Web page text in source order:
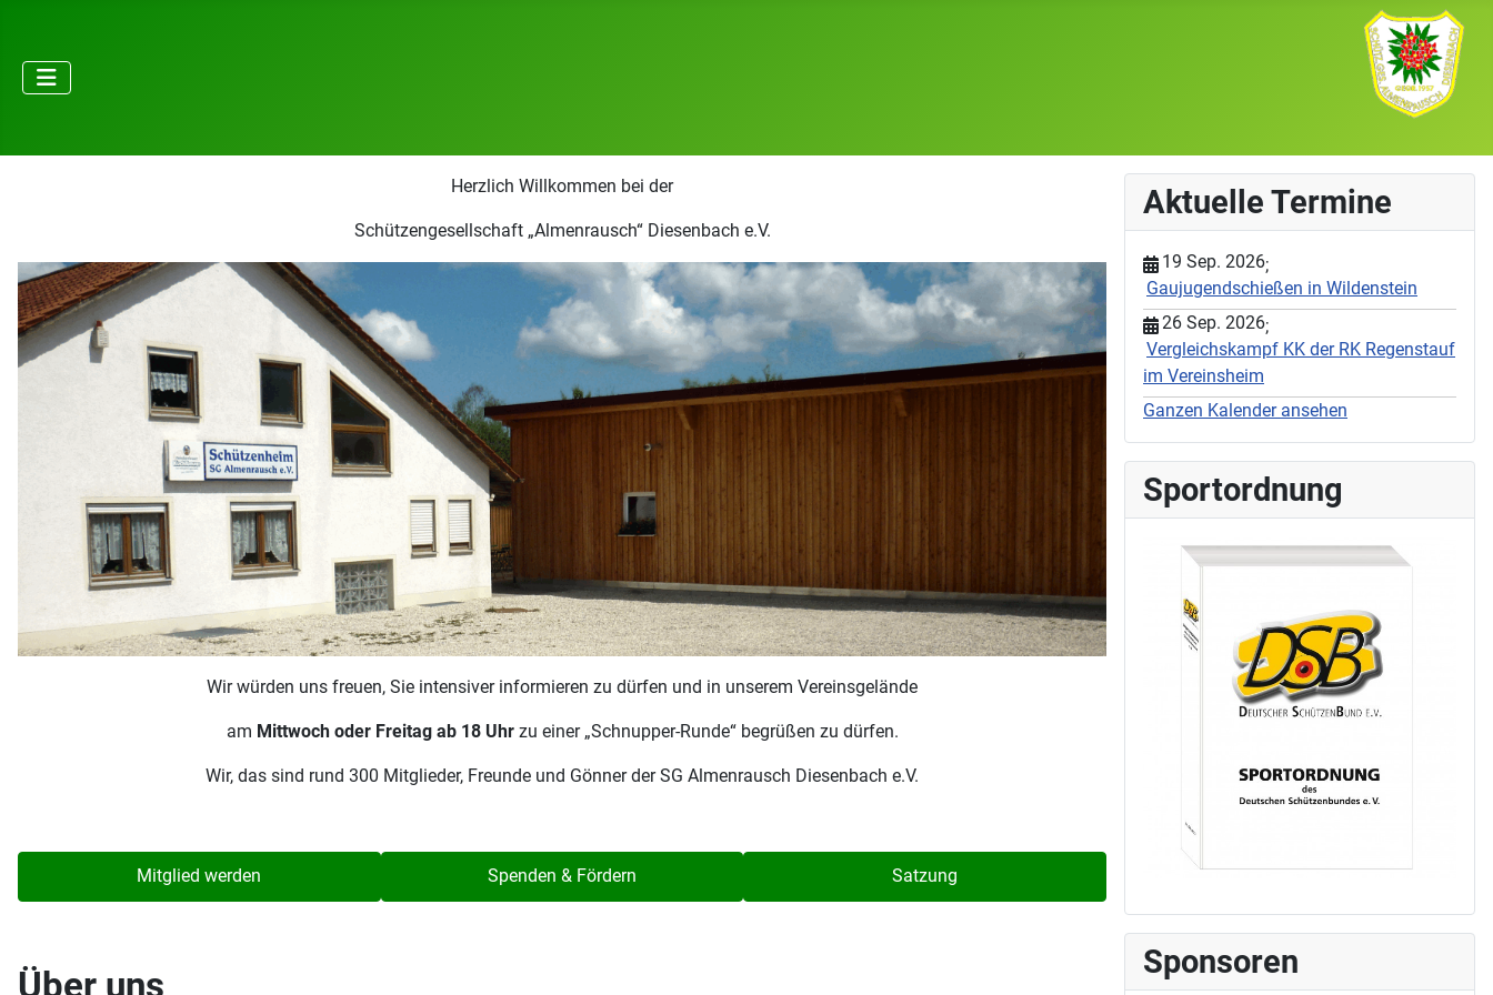
Herzlich Willkommen bei der
Schützengesellschaft „Almenrausch“ Diesenbach e.V.
Wir würden uns freuen, Sie intensiver informieren zu dürfen und in unserem Vereinsgelände
am Mittwoch oder Freitag ab 18 Uhrzu einer „Schnupper-Runde“ begrüßen zu dürfen.
Wir, das sind rund 300 Mitglieder, Freunde und Gönner der SG Almenrausch Diesenbach e.V.
Mitglied werden Spenden & Fördern Satzung
Über uns
Aktuelle Termine
19 Sep. 2026;
Gaujugendschießen in Wildenstein
26 Sep. 2026;
Vergleichskampf KK der RK Regenstauf
im Vereinsheim
Ganzen Kalender ansehen
Sportordnung
Sponsoren